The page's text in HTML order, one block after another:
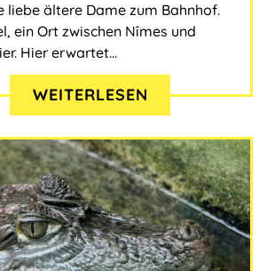
liebe ältere Dame zum Bahnhof.
ein Ort zwischen Nîmes und
Hier erwartet…
WEITERLESEN